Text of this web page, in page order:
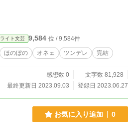
ライト文芸 9,584 位 / 9,584件
ほのぼの オネェ ツンデレ 完結
感想数 0
文字数 81,928
最終更新日 2023.09.03
登録日 2023.06.27
お気に入り追加 0